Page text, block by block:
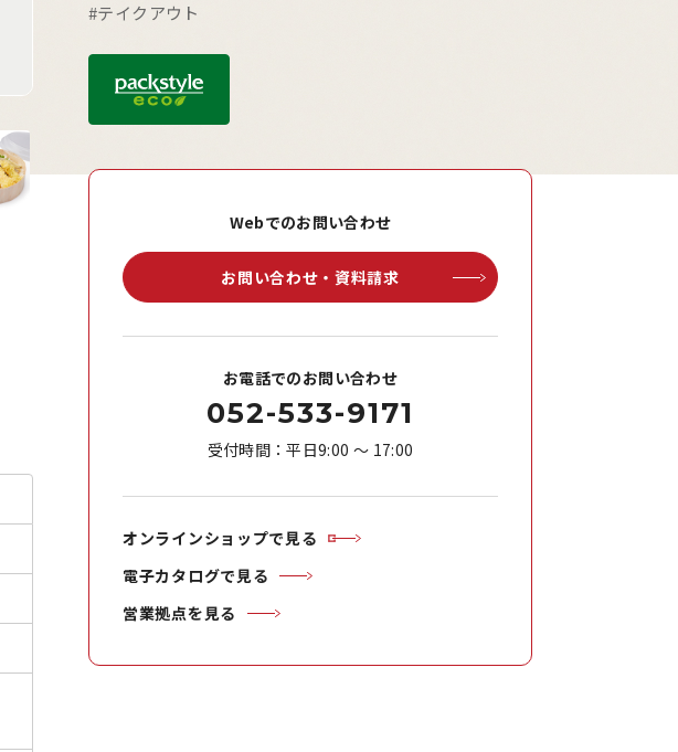
#テイクアウト
Webでのお問い合わせ
お問い合わせ・資料請求
お電話でのお問い合わせ
052-533-9171
受付時間：平日9:00 ～ 17:00
オンラインショップで見る
電子カタログで見る
営業拠点を見る